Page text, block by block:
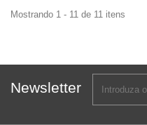
Mostrando 1 - 11 de 11 itens
Newsletter